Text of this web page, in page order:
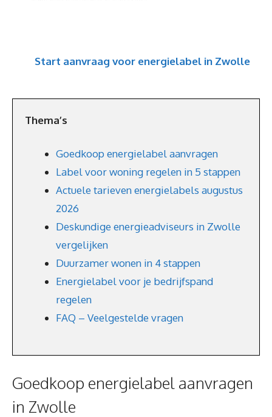
Start aanvraag voor energielabel in Zwolle
Thema’s
Goedkoop energielabel aanvragen
Label voor woning regelen in 5 stappen
Actuele tarieven energielabels augustus
2026
Deskundige energieadviseurs in Zwolle
vergelijken
Duurzamer wonen in 4 stappen
Energielabel voor je bedrijfspand
regelen
FAQ – Veelgestelde vragen
Goedkoop energielabel aanvragen
in Zwolle